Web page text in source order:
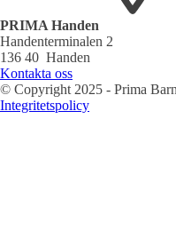
PRIMA Handen
Handenterminalen 2
136 40 Handen
Kontakta oss
© Copyright 2025 - Prima
Integritetspolicy